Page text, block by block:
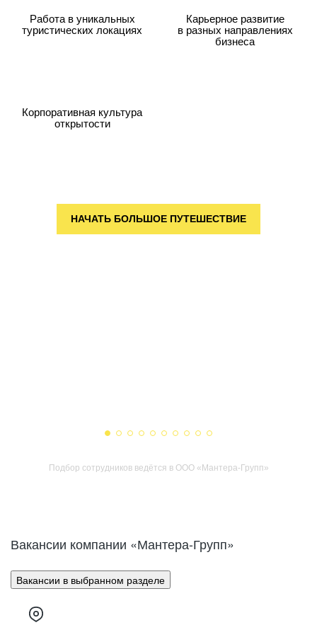
Работа в уникальных
туристических локациях
Карьерное развитие
в разных направлениях
бизнеса
Корпоративная культура
открытости
НАЧАТЬ БОЛЬШОЕ ПУТЕШЕСТВИЕ
Подбор сотрудников ведётся в ООО «Мантера-Групп»
Вакансии компании «Мантера-Групп»
Вакансии в выбранном разделе